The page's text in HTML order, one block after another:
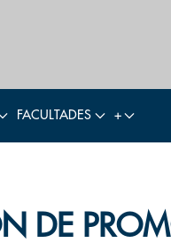
FACULTADES +
DE